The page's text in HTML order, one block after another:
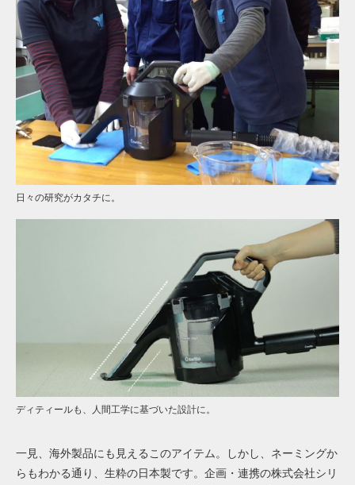
日々の研究がカタチに。
ディティールも、人間工学に基づいた設計に。
一見、海外製品にも見えるこのアイテム。しかし、ネーミングか
らもわかる通り、生粋の日本製です。企画・連携の株式会社シリ